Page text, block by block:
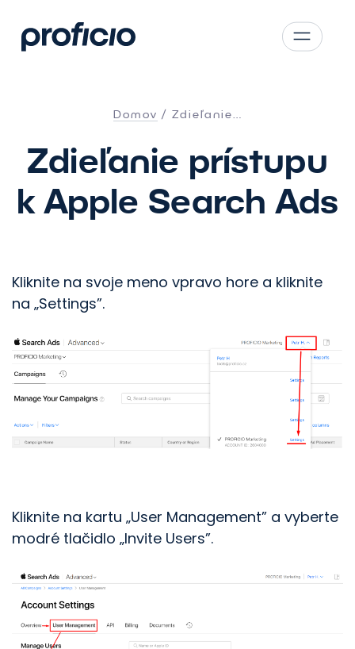
AT
PL
Domov Zdieľanie…
Zdieľanie prístupu
k Apple Search Ads
Kliknite na svoje meno vpravo hore a kliknite
na „Settings”.
Kliknite na kartu „User Management” a vyberte
modré tlačidlo „Invite Users”.